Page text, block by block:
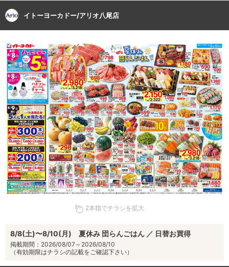
イトーヨーカドー/アリオ八尾店
2本指でチラシを拡大
8/8(土)〜8/10(月) 夏休み 団らんごはん ／ 日替お買得
掲載期間：2026/08/07～2026/08/10
（有効期限はチラシの記載をご確認下さい）